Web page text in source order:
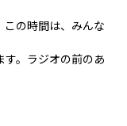
この時間は、みんな
。ラジオの前のあ